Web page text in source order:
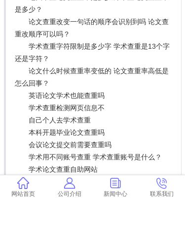
是多少？
论文查重改变一句话的顺序会识别到吗 论文查
重改顺序可以吗？
学术查重字符限制是多少字 学术查重是13个字
还是字符？
论文什么时候查重率变低的 论文查重率高低是
怎么回事？
英语论文学术也能查重吗
学术查重检测网页信息不
自己个人去学术查重
本科开题毕业论文查重吗
会议论文提交前需要查重吗
学术用不同账号查重 学术查重账号是什么？
学术论文查重自助网站
学术两次查重标红会一样吗
论文查重是百度来的都算重复么 百度论文查重
网站首页 公司介绍 新闻中心 联系我们